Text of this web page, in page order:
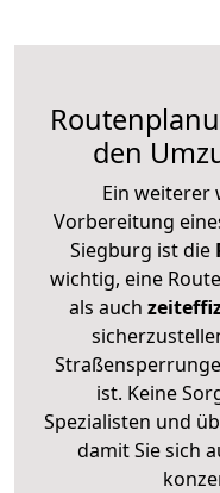
den
Ein weiterer
Vorbereitung
Siegburg ist die
wichtig, eine
als auch
ist. Keine
Spezialisten und
damit Sie sich